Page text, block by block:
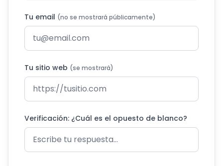
Tu email (no se mostrará públicamente)
Tu sitio web (se mostrará)
Verificación: ¿Cuál es el opuesto de blanco?